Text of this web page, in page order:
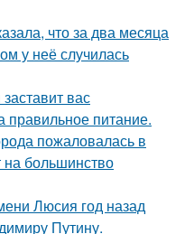
что за два месяца
у неё случилась
вас
правильное питание.
пожаловалась в
на большинство
Люсия год назад
Путину.